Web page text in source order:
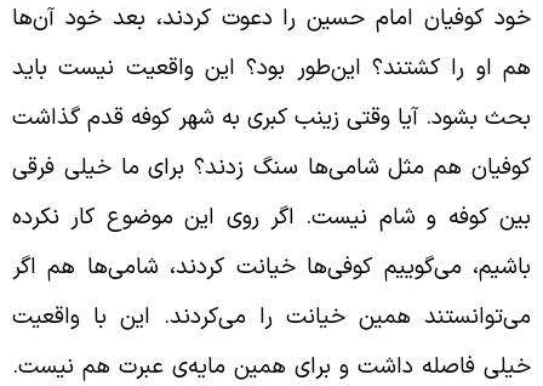
کوفیان امام حسین را دعوت کردند، بعد خود آن‌ها
او را کشتند؟ این‌طور بود؟ این واقعیت نیست باید
بشود. آیا وقتی زینب کبری به شهر کوفه قدم گذاشت
هم مثل شامی‌ها سنگ زدند؟ برای ما خیلی فرقی
کوفه و شام نیست. اگر روی این موضوع کار نکرده
می‌گوییم کوفی‌ها خیانت کردند، شامی‌ها هم اگر
همین خیانت را می‌کردند. این با واقعیت
فاصله داشت و برای همین مایه‌ی عبرت هم نیست.